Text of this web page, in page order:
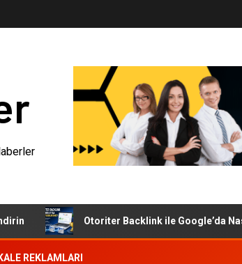
Otoriter Backlink ile Google’da Nasıl
REKLAMLARI